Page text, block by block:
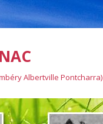
Albertville Pontcharra)